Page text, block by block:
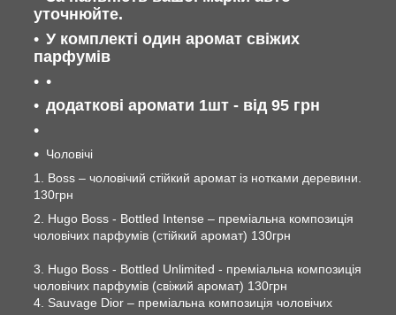
уточнюйте.
У комплекті один аромат свіжих
парфумів
додаткові аромати 1шт - від 95 грн
Чоловічі
1. Boss – чоловічий стійкий аромат із нотками деревини.
130грн
2. Hugo Boss - Bottled Intense – преміальна композиція
чоловічих парфумів (стійкий аромат) 130грн
3. Hugo Boss - Bottled Unlimited - преміальна композиція
чоловічих парфумів (свіжий аромат) 130грн
4. Sauvage Dior – преміальна композиція чоловічих